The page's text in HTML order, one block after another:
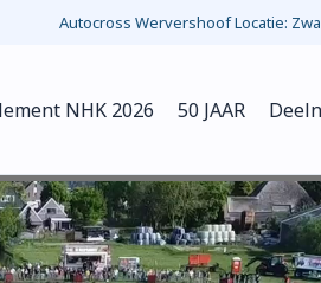
Autocross Wervershoof Locatie:
NHK 2026 50 JAAR